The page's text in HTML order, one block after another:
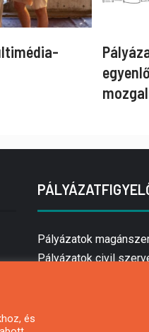
Pályázatok
Pályázatok civil
és